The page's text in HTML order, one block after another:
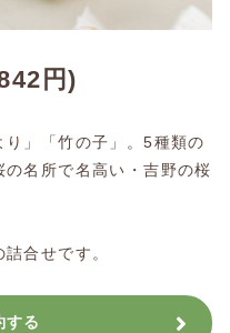
円)
り」「竹の子」。5種類の
名所で名高い・吉野の桜
合せです。
する